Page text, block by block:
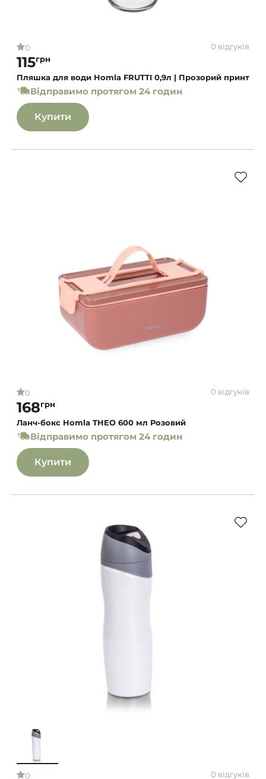
0 0 відгуків
115грн
Пляшка для води Homla FRUTTI 0,9л | Прозорий принт
Відправимо протягом 24 годин
Купити
0 0 відгуків
168грн
Ланч-бокс Homla THEO 600 мл Розовий
Відправимо протягом 24 годин
Купити
0 0 відгуків